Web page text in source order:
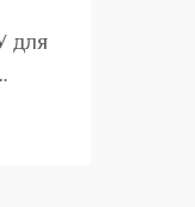
для